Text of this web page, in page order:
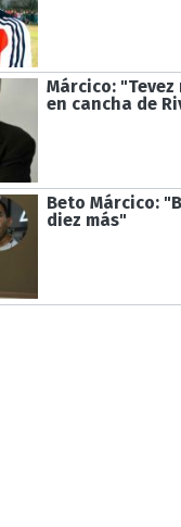
Márcico:
en cancha de
Beto Márcico:
diez más"